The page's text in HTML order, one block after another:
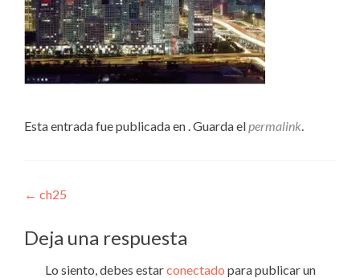
Esta entrada fue publicada en . Guarda elpermalink.
Navegación
de
entradas
← ch25
Deja una respuesta
Lo siento, debes estarconectado para publicar un